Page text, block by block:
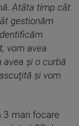
Atâta timp cât
gestionăm
vom avea
şi o curbă
şi vom
3 mari focare